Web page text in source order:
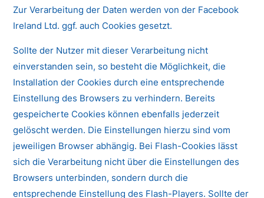
Zur Verarbeitung der Daten werden von der Facebook
Ireland Ltd. ggf. auch Cookies gesetzt.
Sollte der Nutzer mit dieser Verarbeitung nicht
einverstanden sein, so besteht die Möglichkeit, die
Installation der Cookies durch eine entsprechende
Einstellung des Browsers zu verhindern. Bereits
gespeicherte Cookies können ebenfalls jederzeit
gelöscht werden. Die Einstellungen hierzu sind vom
jeweiligen Browser abhängig. Bei Flash-Cookies lässt
sich die Verarbeitung nicht über die Einstellungen des
Browsers unterbinden, sondern durch die
entsprechende Einstellung des Flash-Players. Sollte der